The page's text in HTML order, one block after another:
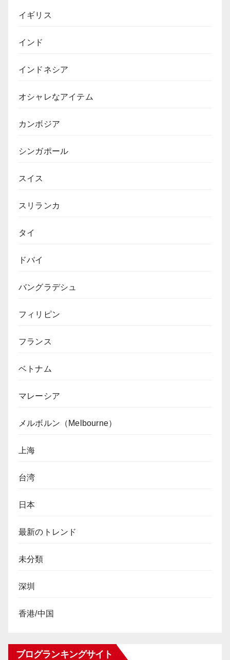
イギリス
インド
インドネシア
オシャレなアイテム
カンボジア
シンガポール
スイス
スリランカ
タイ
ドバイ
バングラデシュ
フィリピン
フランス
ベトナム
マレーシア
メルボルン（Melbourne）
上海
台湾
日本
最新のトレンド
未分類
深圳
香港/中国
ブログランキングサイト